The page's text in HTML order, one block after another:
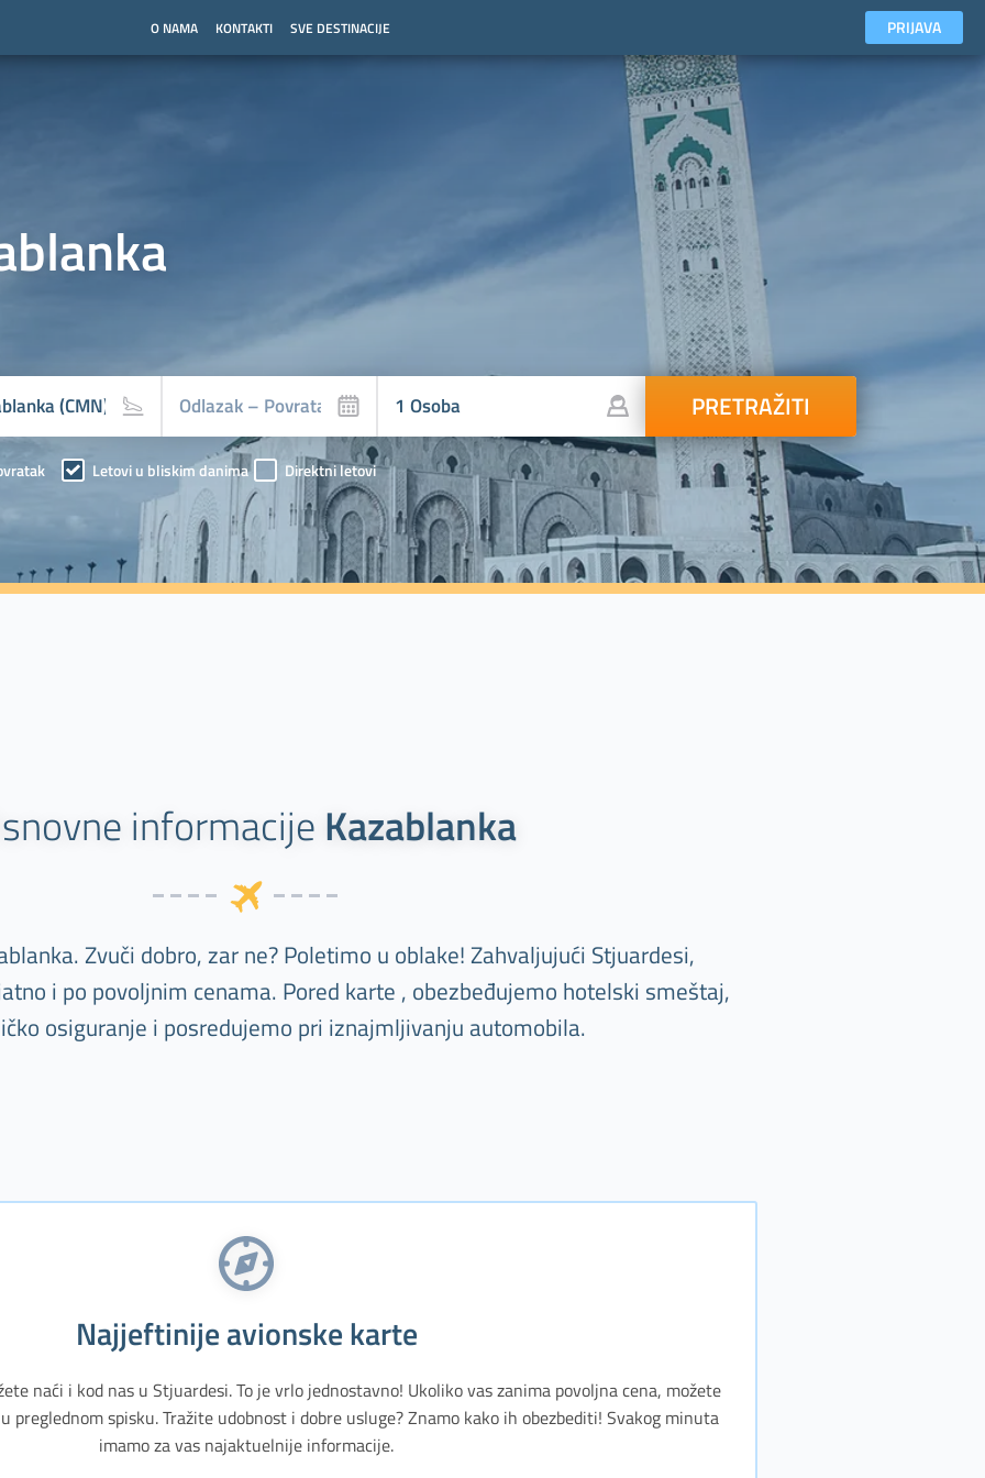
O NAMA KONTAKTI SVE DESTINACIJE PRIJAVA
PRETRAŽITI
Letovi u bliskim danima Direktni letovi
informacije Kazablanka
Zvuči dobro, zar ne? Poletimo u oblake! Zahvaljujući Stjuardesi,
i po povoljnim cenama. Pored karte , obezbeđujemo hotelski smeštaj,
osiguranje i posredujemo pri iznajmljivanju automobila.
Najjeftinije avionske karte
naći i kod nas u Stjuardesi. To je vrlo jednostavno! Ukoliko vas zanima povoljna cena, možete
preglednom spisku. Tražite udobnost i dobre usluge? Znamo kako ih obezbediti! Svakog minuta
imamo za vas najaktuelnije informacije.